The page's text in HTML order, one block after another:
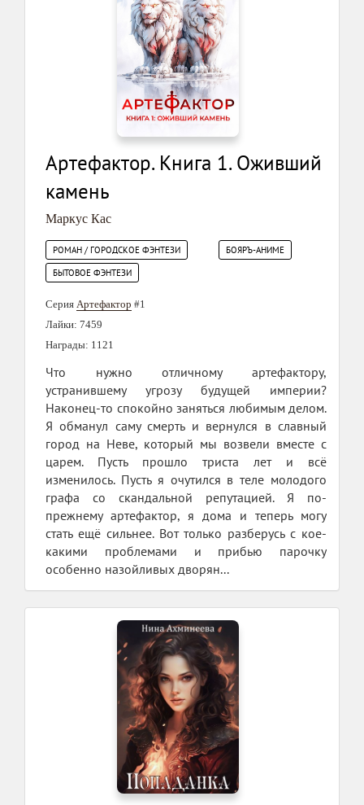
Артефактор. Книга 1. Оживший
камень
Маркус Кас
РОМАН / ГОРОДСКОЕ ФЭНТЕЗИ
БОЯРЪ-АНИМЕ
БЫТОВОЕ ФЭНТЕЗИ
Серия Артефактор #1
Лайки: 7459
Награды: 1121
Что нужно отличному артефактору,
устранившему угрозу будущей империи?
Наконец-то спокойно заняться любимым делом.
Я обманул саму смерть и вернулся в славный
город на Неве, который мы возвели вместе с
царем. Пусть прошло триста лет и всё
изменилось. Пусть я очутился в теле молодого
графа со скандальной репутацией. Я по-
прежнему артефактор, я дома и теперь могу
стать ещё сильнее. Вот только разберусь с кое-
какими проблемами и прибью парочку
особенно назойливых дворян...